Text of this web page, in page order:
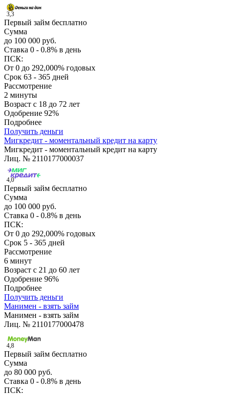
3,3
Первый займ бесплатно
Сумма
до 100 000 руб.
Ставка 0 - 0.8% в день
ПСК:
От 0 до 292,000% годовых
Срок 63 - 365 дней
Рассмотрение
2 минуты
Возраст с 18 до 72 лет
Одобрение 92%
Подробнее
Получить деньги
Мигкредит - моментальный кредит на карту
Мигкредит - моментальный кредит на карту
Лиц. № 2110177000037
4,0
Первый займ бесплатно
Сумма
до 100 000 руб.
Ставка 0 - 0.8% в день
ПСК:
От 0 до 292,000% годовых
Срок 5 - 365 дней
Рассмотрение
6 минут
Возраст с 21 до 60 лет
Одобрение 96%
Подробнее
Получить деньги
Манимен - взять займ
Манимен - взять займ
Лиц. № 2110177000478
4,8
Первый займ бесплатно
Сумма
до 80 000 руб.
Ставка 0 - 0.8% в день
ПСК: